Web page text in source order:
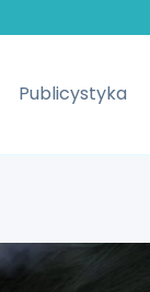
Publicystyka